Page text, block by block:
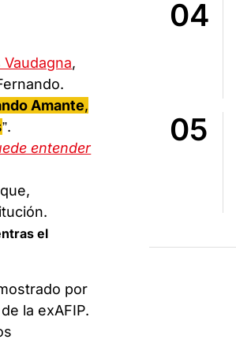
Vaudagna,
Amante,
”.
entender
el
por
la exAFIP.